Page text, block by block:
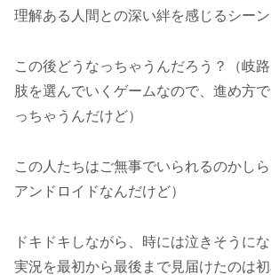
理解ある人間との深い絆を感じるシー
この後どうなっちゃうんだろう？（岐
肢を選んでいくゲームなので、進め方
っちゃうんだけど）
この人たちはご無事でいられるのかし
アンドロイドなんだけど）
ドキドキしながら、時には泣きそうに
実況を最初から最後まで見届けたのは初